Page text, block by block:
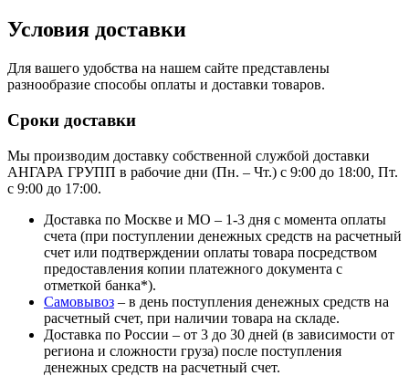
Условия доставки
Для вашего удобства на нашем сайте представлены
разнообразие способы оплаты и доставки товаров.
Сроки доставки
Мы производим доставку собственной службой доставки
АНГАРА ГРУПП в рабочие дни (Пн. – Чт.) с 9:00 до 18:00, Пт.
с 9:00 до 17:00.
Доставка по Москве и МО – 1-3 дня с момента оплаты
счета (при поступлении денежных средств на расчетный
счет или подтверждении оплаты товара посредством
предоставления копии платежного документа с
отметкой банка*).
Самовывоз – в день поступления денежных средств на
расчетный счет, при наличии товара на складе.
Доставка по России – от 3 до 30 дней (в зависимости от
региона и сложности груза) после поступления
денежных средств на расчетный счет.